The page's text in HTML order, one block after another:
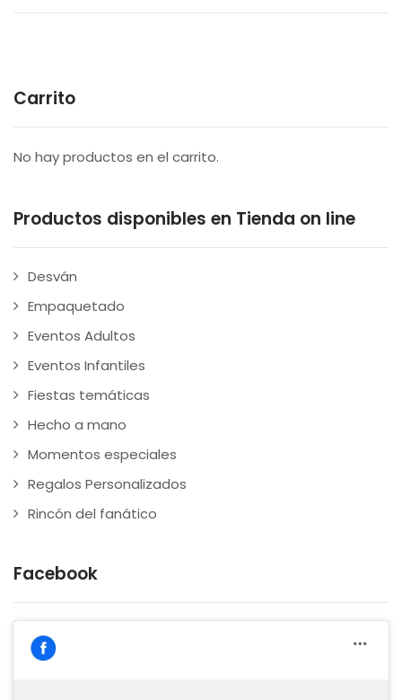
Carrito
No hay productos en el carrito.
Productos disponibles en Tienda on line
Desván
Empaquetado
Eventos Adultos
Eventos Infantiles
Fiestas temáticas
Hecho a mano
Momentos especiales
Regalos Personalizados
Rincón del fanático
Facebook